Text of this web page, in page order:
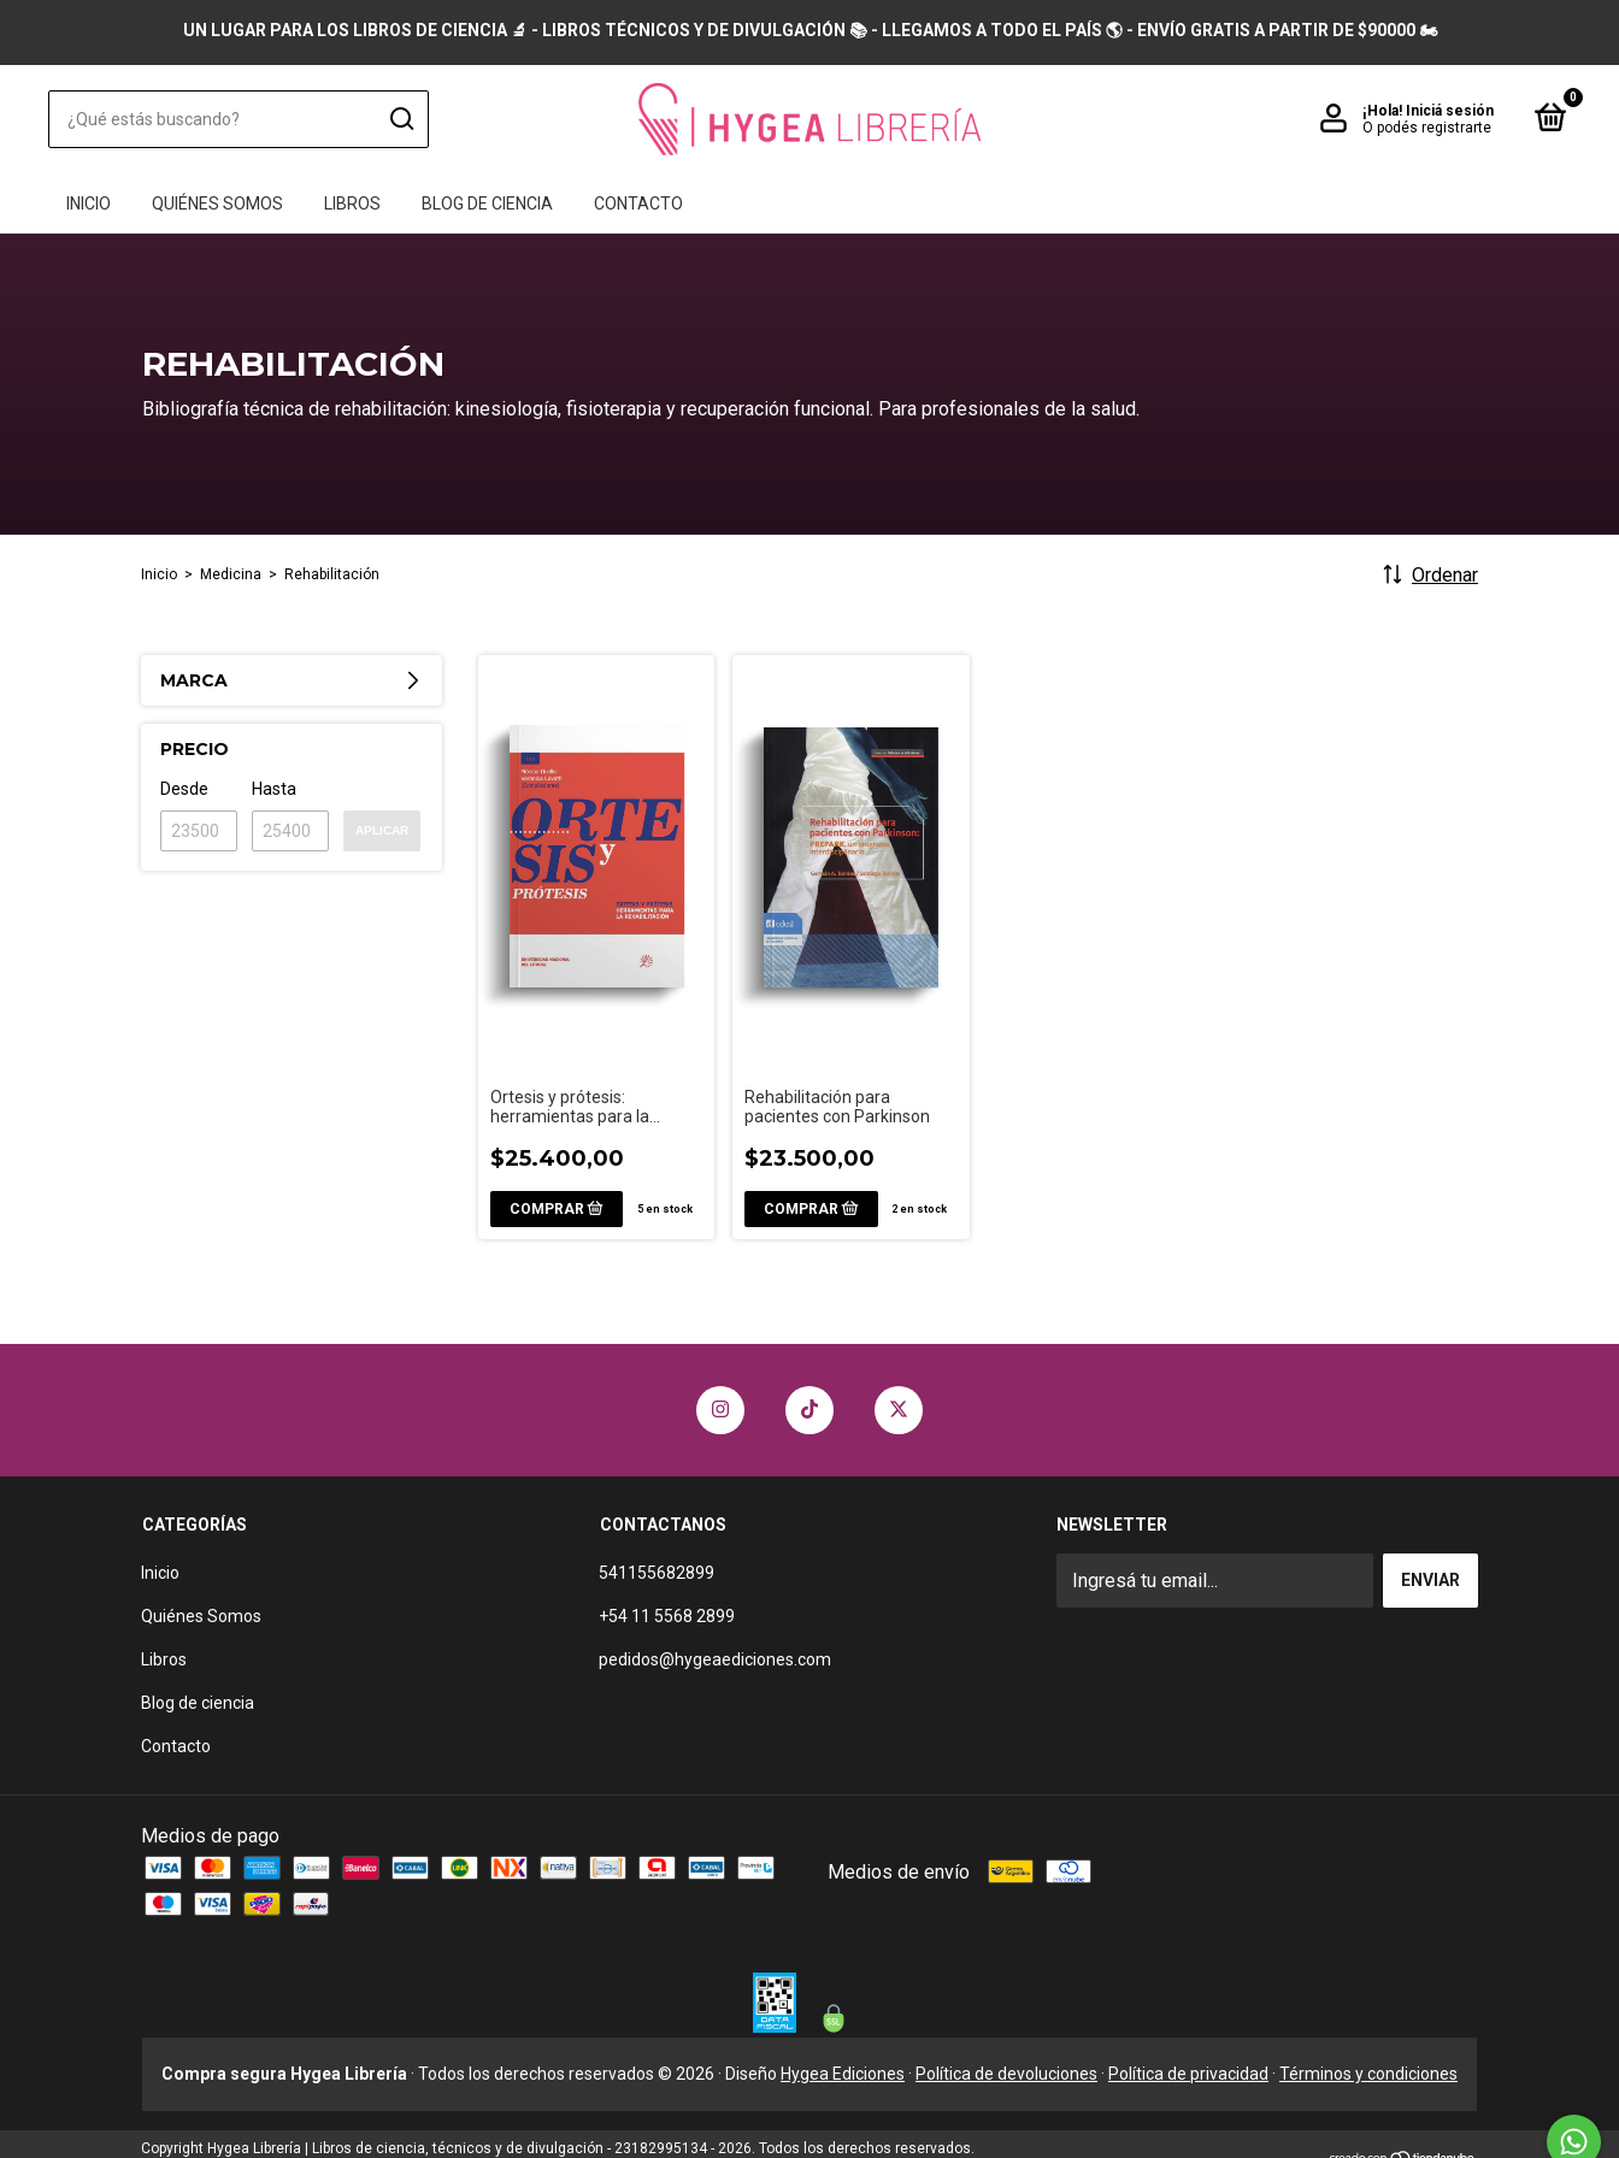
UN LUGAR PARA LOS LIBROS DE CIENCIA 🔬 - LIBROS TÉCNICOS Y DE DIVULGACIÓN 📚 - LLEGAMOS A TODO EL PAÍS 🌎 - ENVÍO GRATIS A PARTIR DE $90000 🏍️
¡Hola! Iniciá sesión
O podés registrarte
0
INICIO QUIÉNES SOMOS LIBROS BLOG DE CIENCIA CONTACTO
REHABILITACIÓN
Bibliografía técnica de rehabilitación: kinesiología, fisioterapia y recuperación funcional. Para profesionales de la salud.
Inicio > Medicina > Rehabilitación Ordenar
MARCA
PRECIO
Desde Hasta
APLICAR
Ortesis y prótesis:
herramientas para la
$25.400,00
5en stock
Rehabilitación para
pacientes con Parkinson
$23.500,00
2 en stock
CATEGORÍAS
Inicio
Quiénes Somos
Libros
Blog de ciencia
Contacto
CONTACTANOS
541155682899
+54 11 5568 2899
pedidos@hygeaediciones.com
NEWSLETTER
Medios de pago
Medios de envío
Compra segura Hygea Librería · Todos los derechos reservados © 2026 · Diseño Hygea Ediciones · Política de devoluciones · Política de privacidad · Términos y condiciones
Copyright Hygea Librería | Libros de ciencia, técnicos y de divulgación - 23182995134 - 2026. Todos los derechos reservados.